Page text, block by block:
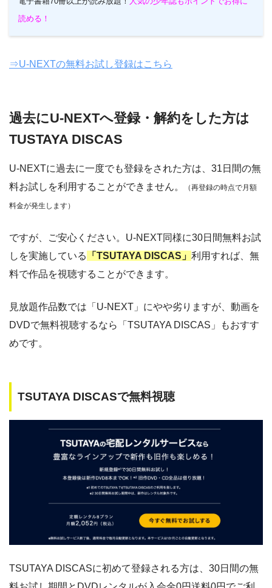
読める！
⇒U-NEXTの無料お試し登録はこちら
過去にU-NEXTへ登録・解約をした方は
TUSTAYA DISCAS
U-NEXTに過去に一度でも登録をされた方は、31日間の無
料お試しを利用することができません。
（再登録の時点で月額
料金が発生します）
ですが、ご安心ください。U-NEXT同様に30日間無料お試
しを実施している
「TSUTAYA DISCAS」 利用すれば、無
料で作品を視聴することができます。
見放題作品数では「U-NEXT」にやや劣りますが、動画を
DVDで無料視聴するなら「TSUTAYA DISCAS」もおすす
めです。
TSUTAYA DISCASで無料視聴
TSUTAYA DISCASに初めて登録される方は、30日間の無